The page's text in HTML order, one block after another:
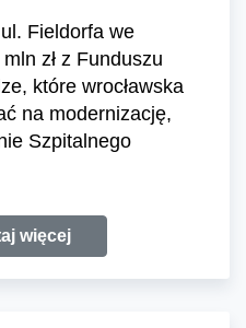
Fieldorfa we
zł z Funduszu
które wrocławska
na modernizację,
Szpitalnego
więcej